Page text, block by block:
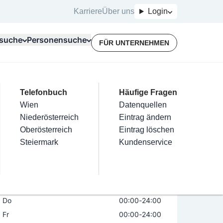
KarriereÜber uns Login
Kategorien
Friseur
Nägel
Haarentfernung
Make-Up
Für Unternehmer
Terminbuchung
Kostenlose Beratung
Top Branchen
Elektriker
Installateure
Maler & Lackierer
Branchen A-Z
Mein Firmeneintrag
Eintrag hinzufügen
Eintrag beanspruchen
Eintrag verwalten
Eintrag bewerben
Personensuche
Telefonbuch
Wien
Niederösterreich
Oberösterreich
Steiermark
Häufige Fragen
Datenquellen
Eintrag ändern
Eintrag löschen
Kundenservice
FÜR UNTERNEHMEN
Öffnungszeiten Jetzt geöffnet
Do
00:00-24:00
Fr
00:00-24:00